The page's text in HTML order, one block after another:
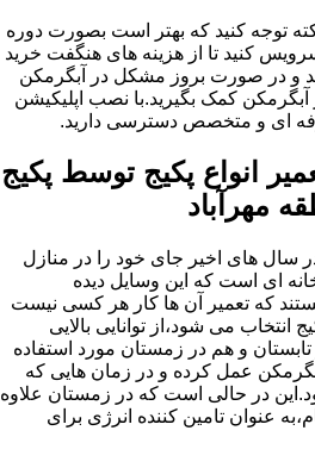
توجه کنید که بهتر است بصورت دوره
کنید تا از هزینه های هنگفت خرید
و در صورت بروز مشکل در آبگرمکن
آبگرمکن کمک بگیرید.با نصب اپلیکیشن
ای و متخصص دسترسی دارید.
انواع پکیج توسط پکیج
مهرآباد
سال های اخیر جای خود را در منازل
خانه ای است که این وسایل دیده
که تعمیر آن ها کار هر کسی نیست
انتخاب می شود،از توانایی بالایی
تابستان و هم در زمستان مورد استفاده
عمل کرده و در زمان هایی که
در حالی است که در زمستان علاوه
عنوان تامین کننده انرژی برای